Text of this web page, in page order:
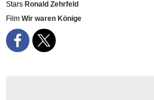
Stars Ronald Zehrfeld
Film Wir waren Könige